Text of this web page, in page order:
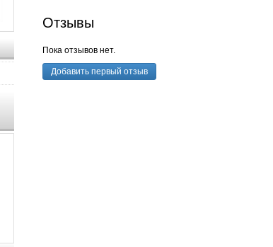
Отзывы
Пока отзывов нет.
Добавить первый отзыв